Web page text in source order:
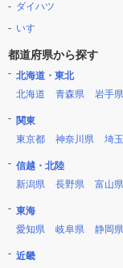
ダイハツ
いすゞ
都道府県から探す
北海道・東北
北海道
青森県 岩手県
関東
東京都
神奈川県 埼
信越・北陸
新潟県
長野県 富山県
東海
愛知県
岐阜県 静岡県
近畿